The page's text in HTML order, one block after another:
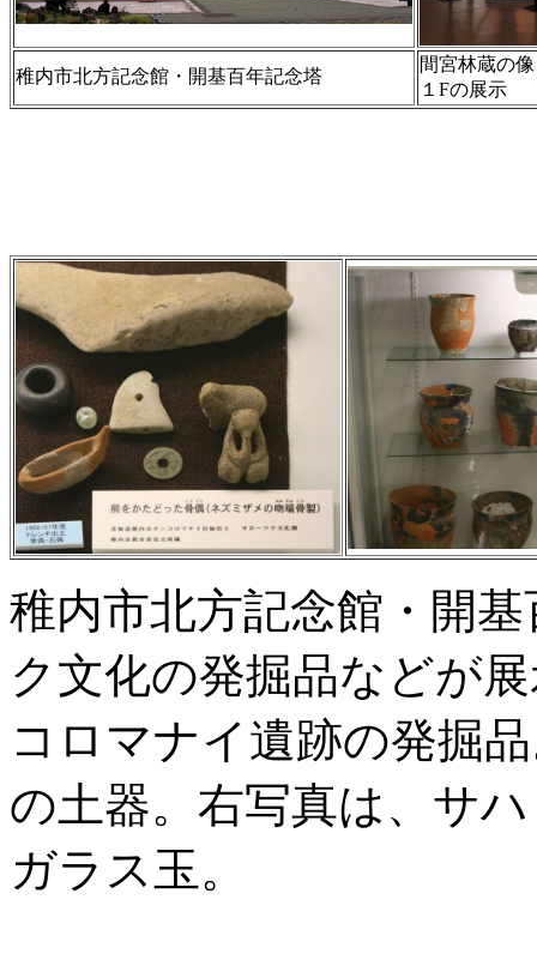
稚内市北方記念館・開基百年記念塔
間宮林蔵の像
１Fの展示
稚内市北方記念館・開
ク文化の発掘品などが
コロマナイ遺跡の発掘
の土器。右写真は、サ
ガラス玉。